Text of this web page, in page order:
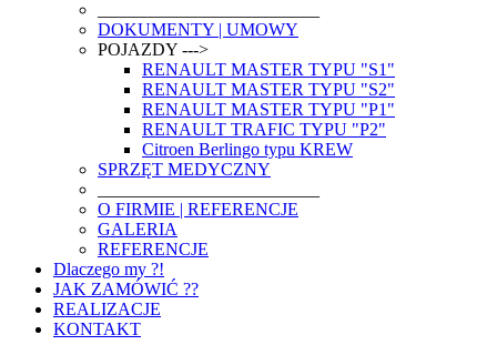
DOKUMENTY | UMOWY
POJAZDY --->
RENAULT MASTER TYPU "S1"
RENAULT MASTER TYPU "S2"
RENAULT MASTER TYPU "P1"
RENAULT TRAFIC TYPU "P2"
Citroen Berlingo typu KREW
SPRZĘT MEDYCZNY
O FIRMIE | REFERENCJE
GALERIA
REFERENCJE
Dlaczego my ?!
JAK ZAMÓWIĆ ??
REALIZACJE
KONTAKT